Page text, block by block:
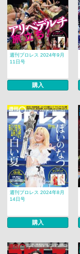
週刊プロレス 2024年9月
11日号
購入
週刊プロレス 2024年8月
14日号
購入